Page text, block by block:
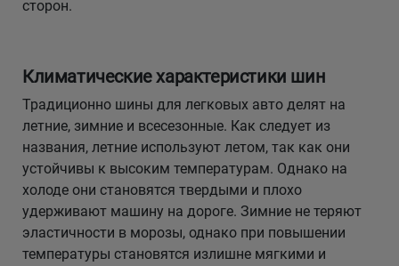
сторон.
Климатические характеристики шин
Традиционно шины для легковых авто делят на
летние, зимние и всесезонные. Как следует из
названия, летние используют летом, так как они
устойчивы к высоким температурам. Однако на
холоде они становятся твердыми и плохо
удерживают машину на дороге. Зимние не теряют
эластичности в морозы, однако при повышении
температуры становятся излишне мягкими и